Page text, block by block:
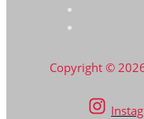
Copyright ©